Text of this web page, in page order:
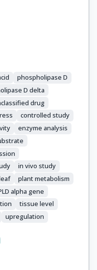
phospholipase D
D delta
drug
controlled study
enzyme analysis
in vivo study
plant metabolism
alpha gene
tissue level
upregulation